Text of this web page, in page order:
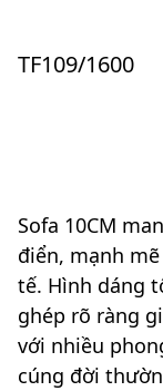
TF109/1600
Sofa 10CM
điển, mạnh
tế. Hình dáng
ghép rõ ràng
với nhiều
cúng đời